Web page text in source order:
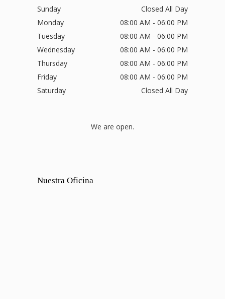
Sunday
Closed All Day
Monday
08:00 AM - 06:00 PM
Tuesday
08:00 AM - 06:00 PM
Wednesday
08:00 AM - 06:00 PM
Thursday
08:00 AM - 06:00 PM
Friday
08:00 AM - 06:00 PM
Saturday
Closed All Day
We are open.
Nuestra Oficina